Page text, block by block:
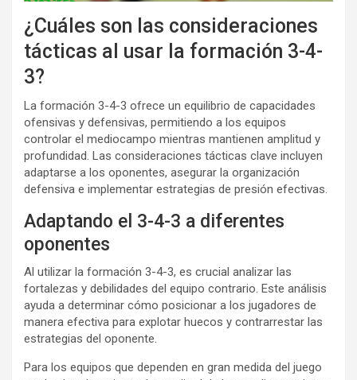
¿Cuáles son las consideraciones
tácticas al usar la formación 3-4-
3?
La formación 3-4-3 ofrece un equilibrio de capacidades
ofensivas y defensivas, permitiendo a los equipos
controlar el mediocampo mientras mantienen amplitud y
profundidad. Las consideraciones tácticas clave incluyen
adaptarse a los oponentes, asegurar la organización
defensiva e implementar estrategias de presión efectivas.
Adaptando el 3-4-3 a diferentes
oponentes
Al utilizar la formación 3-4-3, es crucial analizar las
fortalezas y debilidades del equipo contrario. Este análisis
ayuda a determinar cómo posicionar a los jugadores de
manera efectiva para explotar huecos y contrarrestar las
estrategias del oponente.
Para los equipos que dependen en gran medida del juego